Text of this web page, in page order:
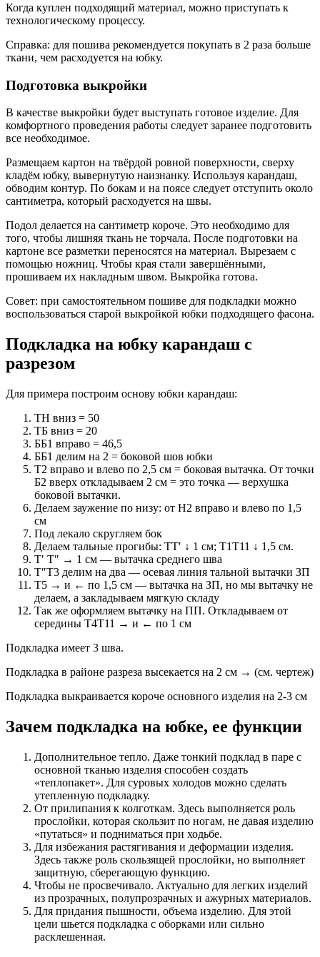
Когда куплен подходящий материал, можно приступать к
технологическому процессу.
Справка: для пошива рекомендуется покупать в 2 раза больше
ткани, чем расходуется на юбку.
Подготовка выкройки
В качестве выкройки будет выступать готовое изделие. Для
комфортного проведения работы следует заранее подготовить
все необходимое.
Размещаем картон на твёрдой ровной поверхности, сверху
кладём юбку, вывернутую наизнанку. Используя карандаш,
обводим контур. По бокам и на поясе следует отступить около
сантиметра, который расходуется на швы.
Подол делается на сантиметр короче. Это необходимо для
того, чтобы лишняя ткань не торчала. После подготовки на
картоне все разметки переносятся на материал. Вырезаем с
помощью ножниц. Чтобы края стали завершёнными,
прошиваем их накладным швом. Выкройка готова.
Совет: при самостоятельном пошиве для подкладки можно
воспользоваться старой выкройкой юбки подходящего фасона.
Подкладка на юбку карандаш с
разрезом
Для примера построим основу юбки карандаш:
ТН вниз = 50
ТБ вниз = 20
ББ1 вправо = 46,5
ББ1 делим на 2 = боковой шов юбки
Т2 вправо и влево по 2,5 см = боковая вытачка. От точки
Б2 вверх откладываем 2 см = это точка — верхушка
боковой вытачки.
Делаем заужение по низу: от Н2 вправо и влево по 1,5
см
Под лекало скругляем бок
Делаем тальные прогибы: ТТ′ ↓ 1 см; Т1Т11 ↓ 1,5 см.
Т′ Т″ → 1 см — вытачка среднего шва
Т″Т3 делим на два — осевая линия тальной вытачки ЗП
Т5 → и ← по 1,5 см — вытачка на ЗП, но мы вытачку не
делаем, а закладываем мягкую складу
Так же оформляем вытачку на ПП. Откладываем от
середины Т4Т11 → и ← по 1 см
Подкладка имеет 3 шва.
Подкладка в районе разреза высекается на 2 см → (см. чертеж)
Подкладка выкраивается короче основного изделия на 2-3 см
Зачем подкладка на юбке, ее функции
Дополнительное тепло. Даже тонкий подклад в паре с
основной тканью изделия способен создать
«теплопакет». Для суровых холодов можно сделать
утепленную подкладку.
От прилипания к колготкам. Здесь выполняется роль
прослойки, которая скользит по ногам, не давая изделию
«путаться» и подниматься при ходьбе.
Для избежания растягивания и деформации изделия.
Здесь также роль скользящей прослойки, но выполняет
защитную, сберегающую функцию.
Чтобы не просвечивало. Актуально для легких изделий
из прозрачных, полупрозрачных и ажурных материалов.
Для придания пышности, объема изделию. Для этой
цели шьется подкладка с оборками или сильно
расклешенная.